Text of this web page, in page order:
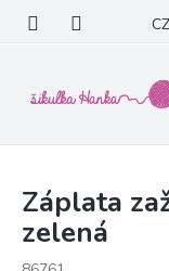
obsah
Záplata
zelená